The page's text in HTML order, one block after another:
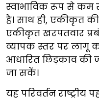
स्वाभाविक रूप से कम
है। साथ ही, एकीकृत
एकीकृत खरपतवार
व्यापक स्तर पर लागू
आधारित छिड़काव की
जा सकें।
यह परिवर्तन